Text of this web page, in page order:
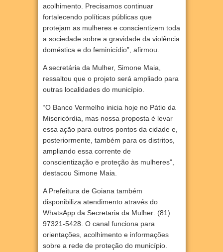
acolhimento. Precisamos continuar
fortalecendo políticas públicas que
protejam as mulheres e conscientizem toda
a sociedade sobre a gravidade da violência
doméstica e do feminicídio”, afirmou.
A secretária da Mulher, Simone Maia,
ressaltou que o projeto será ampliado para
outras localidades do município.
“O Banco Vermelho inicia hoje no Pátio da
Misericórdia, mas nossa proposta é levar
essa ação para outros pontos da cidade e,
posteriormente, também para os distritos,
ampliando essa corrente de
conscientização e proteção às mulheres”,
destacou Simone Maia.
A Prefeitura de Goiana também
disponibiliza atendimento através do
WhatsApp da Secretaria da Mulher: (81)
97321-5428. O canal funciona para
orientações, acolhimento e informações
sobre a rede de proteção do município.